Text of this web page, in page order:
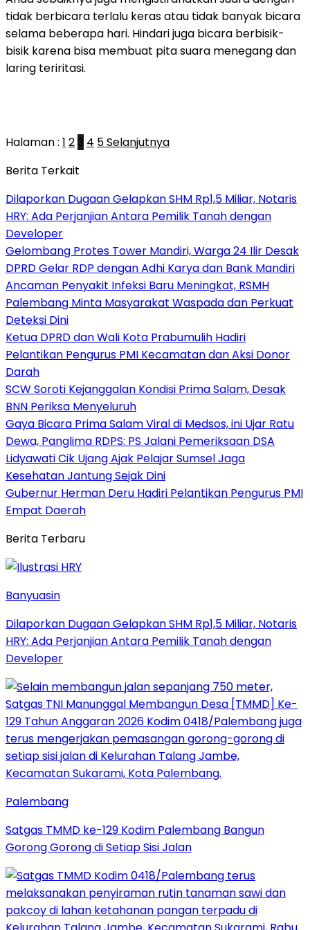
tidak berbicara terlalu keras atau tidak banyak bicara
selama beberapa hari. Hindari juga bicara berbisik-
bisik karena bisa membuat pita suara menegang dan
laring teriritasi.
Halaman : 1 2 3 4 5Selanjutnya
Berita Terkait
Dilaporkan Dugaan Gelapkan SHM Rp1,5 Miliar, Notaris
HRY: Ada Perjanjian Antara Pemilik Tanah dengan
Developer
Gelombang Protes Tower Mandiri, Warga 24 Ilir Desak
DPRD Gelar RDP dengan Adhi Karya dan Bank Mandiri
Ancaman Penyakit Infeksi Baru Meningkat, RSMH
Palembang Minta Masyarakat Waspada dan Perkuat
Deteksi Dini
Ketua DPRD dan Wali Kota Prabumulih Hadiri
Pelantikan Pengurus PMI Kecamatan dan Aksi Donor
Darah
SCW Soroti Kejanggalan Kondisi Prima Salam, Desak
BNN Periksa Menyeluruh
Gaya Bicara Prima Salam Viral di Medsos, ini Ujar Ratu
Dewa, Panglima RDPS: PS Jalani Pemeriksaan DSA
Lidyawati Cik Ujang Ajak Pelajar Sumsel Jaga
Kesehatan Jantung Sejak Dini
Gubernur Herman Deru Hadiri Pelantikan Pengurus PMI
Empat Daerah
Berita Terbaru
Banyuasin
Dilaporkan Dugaan Gelapkan SHM Rp1,5 Miliar, Notaris
HRY: Ada Perjanjian Antara Pemilik Tanah dengan
Developer
Palembang
Satgas TMMD ke-129 Kodim Palembang Bangun
Gorong Gorong di Setiap Sisi Jalan